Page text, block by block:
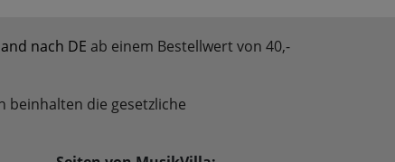
nach DE ab einem Bestellwert von 40,-
beinhalten die gesetzliche